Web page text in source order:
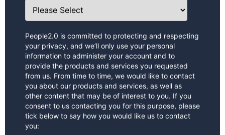
People2.0 is committed to protecting and respecting
your privacy, and we’ll only use your personal
information to administer your account and to
provide the products and services you requested
from us. From time to time, we would like to contact
you about our products and services, as well as
other content that may be of interest to you. If you
consent to us contacting you for this purpose, please
tick below to say how you would like us to contact
you: